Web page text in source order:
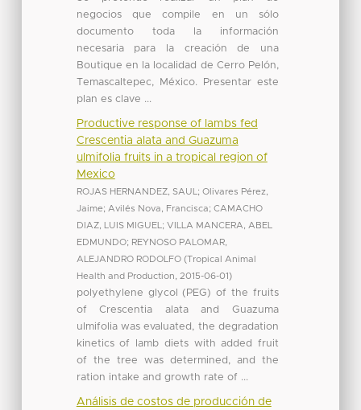
negocios que compile en un sólo
documento toda la información
necesaria para la creación de una
Boutique en la localidad de Cerro Pelón,
Temascaltepec, México. Presentar este
plan es clave ...
Productive response of lambs fed
Crescentia alata and Guazuma
ulmifolia fruits in a tropical region of
Mexico
ROJAS HERNANDEZ, SAUL ; Olivares Pérez,
Jaime; Avilés Nova, Francisca; CAMACHO
DIAZ, LUIS MIGUEL
; VILLA MANCERA, ABEL
EDMUNDO; REYNOSO PALOMAR,
ALEJANDRO RODOLFO (Tropical Animal
Health and Production
2015-06-01)
polyethylene glycol (PEG) of the fruits
of Crescentia alata and Guazuma
ulmifolia was evaluated, the degradation
kinetics of lamb diets with added fruit
of the tree was determined, and the
ration intake and growth rate of ...
Análisis de costos de producción de